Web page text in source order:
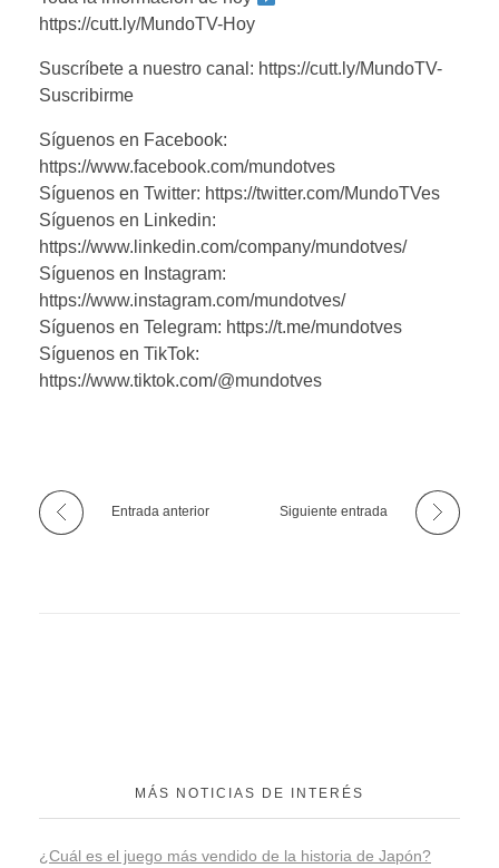
https://cutt.ly/MundoTV-Hoy
Suscríbete a nuestro canal: https://cutt.ly/MundoTV-
Suscribirme
Síguenos en Facebook:
https://www.facebook.com/mundotves
Síguenos en Twitter: https://twitter.com/MundoTVes
Síguenos en Linkedin:
https://www.linkedin.com/company/mundotves/
Síguenos en Instagram:
https://www.instagram.com/mundotves/
Síguenos en Telegram: https://t.me/mundotves
Síguenos en TikTok:
https://www.tiktok.com/@mundotves
Entrada anterior Siguiente entrada
MÁS NOTICIAS DE INTERÉS
¿Cuál es el juego más vendido de la historia de Japón?